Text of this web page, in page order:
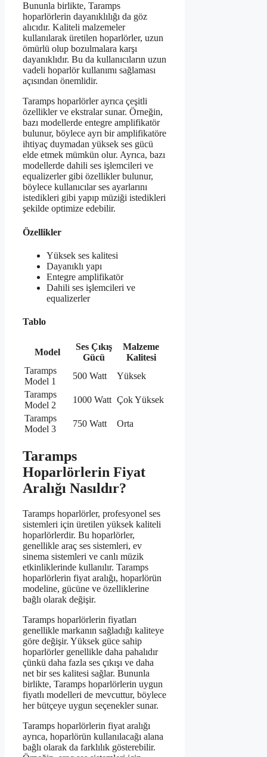
Bununla birlikte, Taramps
hoparlörlerin dayanıklılığı da göz
alıcıdır. Kaliteli malzemeler
kullanılarak üretilen hoparlörler, uzun
ömürlü olup bozulmalara karşı
dayanıklıdır. Bu da kullanıcıların uzun
vadeli hoparlör kullanımı sağlaması
açısından önemlidir.
Taramps hoparlörler ayrıca çeşitli
özellikler ve ekstralar sunar. Örneğin,
bazı modellerde entegre amplifikatör
bulunur, böylece ayrı bir amplifikatöre
ihtiyaç duymadan yüksek ses gücü
elde etmek mümkün olur. Ayrıca, bazı
modellerde dahili ses işlemcileri ve
equalizerler gibi özellikler bulunur,
böylece kullanıcılar ses ayarlarını
istedikleri gibi yapıp müziği istedikleri
şekilde optimize edebilir.
Özellikler
Yüksek ses kalitesi
Dayanıklı yapı
Entegre amplifikatör
Dahili ses işlemcileri ve
equalizerler
Tablo
Model
Ses Çıkış
Gücü
Malzeme
Kalitesi
Taramps
Model 1
500 Watt
Yüksek
Taramps
Model 2
1000 Watt Çok Yüksek
Taramps
Model 3
750 Watt Orta
Taramps
Hoparlörlerin Fiyat
Aralığı Nasıldır?
Taramps hoparlörler, profesyonel ses
sistemleri için üretilen yüksek kaliteli
hoparlörlerdir. Bu hoparlörler,
genellikle araç ses sistemleri, ev
sinema sistemleri ve canlı müzik
etkinliklerinde kullanılır. Taramps
hoparlörlerin fiyat aralığı, hoparlörün
modeline, gücüne ve özelliklerine
bağlı olarak değişir.
Taramps hoparlörlerin fiyatları
genellikle markanın sağladığı kaliteye
göre değişir. Yüksek güce sahip
hoparlörler genellikle daha pahalıdır
çünkü daha fazla ses çıkışı ve daha
net bir ses kalitesi sağlar. Bununla
birlikte, Taramps hoparlörlerin uygun
fiyatlı modelleri de mevcuttur, böylece
her bütçeye uygun seçenekler sunar.
Taramps hoparlörlerin fiyat aralığı
ayrıca, hoparlörün kullanılacağı alana
bağlı olarak da farklılık gösterebilir.